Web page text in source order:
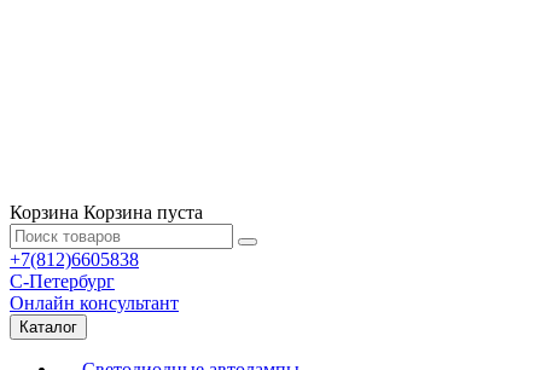
Корзина Корзина пуста
+7(812)6605838
С-Петербург
Онлайн консультант
Каталог